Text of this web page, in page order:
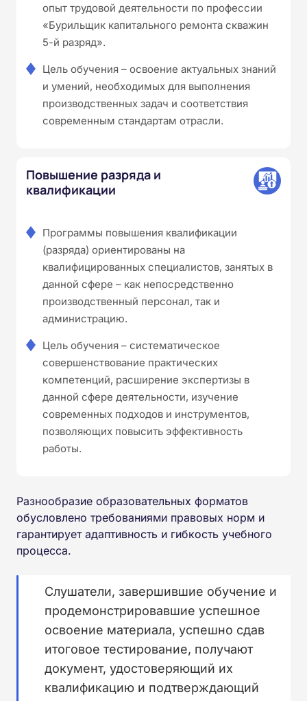
опыт трудовой деятельности по профессии
«Бурильщик капитального ремонта скважин
5-й разряд».
Цель обучения – освоение актуальных знаний
и умений, необходимых для выполнения
производственных задач и соответствия
современным стандартам отрасли.
Повышение разряда и
квалификации
Программы повышения квалификации
(разряда) ориентированы на
квалифицированных специалистов, занятых в
данной сфере – как непосредственно
производственный персонал, так и
администрацию.
Цель обучения – систематическое
совершенствование практических
компетенций, расширение экспертизы в
данной сфере деятельности, изучение
современных подходов и инструментов,
позволяющих повысить эффективность
работы.
Разнообразие образовательных форматов
обусловлено требованиями правовых норм и
гарантирует адаптивность и гибкость учебного
процесса.
Слушатели, завершившие обучение и
продемонстрировавшие успешное
освоение материала, успешно сдав
итоговое тестирование, получают
документ, удостоверяющий их
квалификацию и подтверждающий